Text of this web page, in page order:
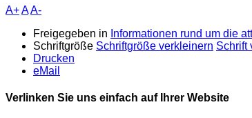
A+AA-
Freigegeben in Informationen rund um die
Schriftgröße Schriftgröße verkleinern Schrift
Drucken
eMail
Verlinken Sie uns einfach auf Ihrer Website